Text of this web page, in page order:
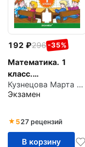
192 296 -35%
Математика. 1
класс.
Тренировочные
примеры. Счет от 6
Кузнецова Марта Ивановна
Экзамен
527 рецензий
В корзину